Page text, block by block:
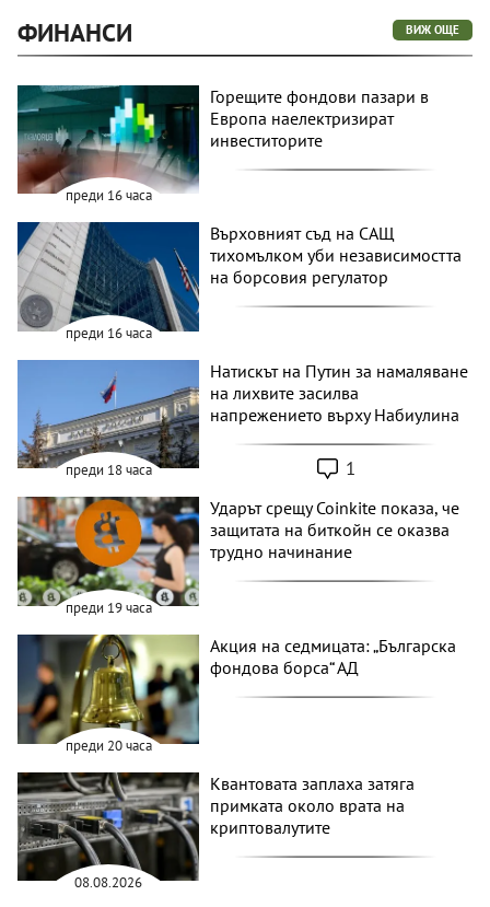
ФИНАНСИ ВИЖ ОЩЕ
преди 16 часа
Горещите фондови пазари в
Европа наелектризират
инвеститорите
преди 16 часа
Върховният съд на САЩ
тихомълком уби независимостта
на борсовия регулатор
преди 18 часа
Натискът на Путин за намаляване
на лихвите засилва
напрежението върху Набиулина
1
преди 19 часа
Ударът срещу Coinkite показа, че
защитата на биткойн се оказва
трудно начинание
преди 20 часа
Акция на седмицата: „Българска
фондова борса“ АД
08.08.2026
Квантовата заплаха затяга
примката около врата на
криптовалутите